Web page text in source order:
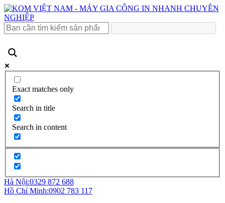
Exact matches only
Search in title
Search in content
Hà Nội:0329 872 688
Hồ Chí Minh:0902 783 117